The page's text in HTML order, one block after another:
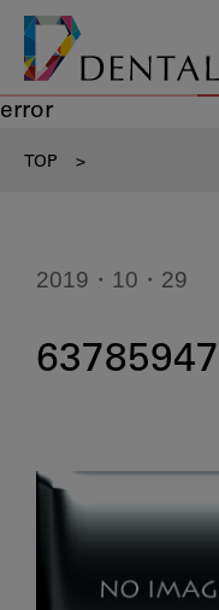
error
TOP >
2019・10・29